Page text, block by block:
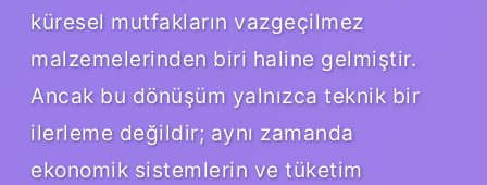
küresel mutfakların vazgeçilmez
malzemelerinden biri haline gelmiştir.
Ancak bu dönüşüm yalnızca teknik bir
ilerleme değildir; aynı zamanda
ekonomik sistemlerin ve tüketim